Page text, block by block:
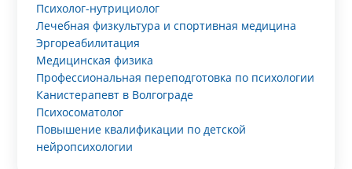
Психолог-нутрициолог
Лечебная физкультура и спортивная медицина
Эргореабилитация
Медицинская физика
Профессиональная переподготовка по психологии
Канистерапевт в Волгограде
Психосоматолог
Повышение квалификации по детской
нейропсихологии